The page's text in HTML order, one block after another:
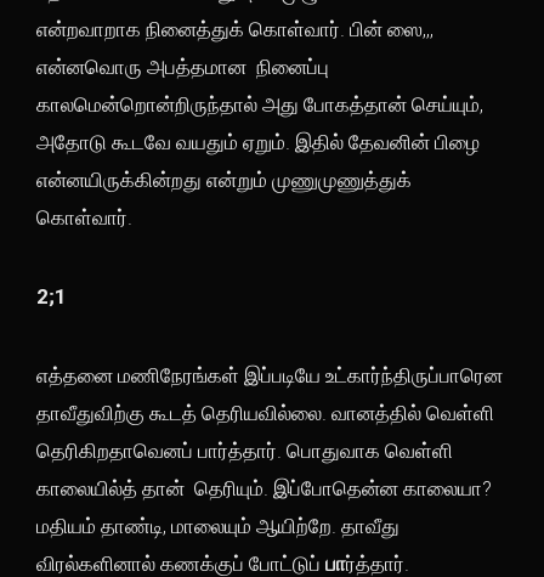
என்றவாறாக நினைத்துக் கொள்வார். பின் ஸை,,,
என்னவொரு அபத்தமான நினைப்பு
காலமென்றொன்றிருந்தால் அது போகத்தான் செய்யும்,
அதோடு கூடவே வயதும் ஏறும். இதில் தேவனின் பிழை
என்னயிருக்கின்றது என்றும் முணுமுணுத்துக்
கொள்வார்.
2;1
எத்தனை மணிநேரங்கள் இப்படியே உட்கார்ந்திருப்பாரென
தாவீதுவிற்கு கூடத் தெரியவில்லை. வானத்தில் வெள்ளி
தெரிகிறதாவெனப் பார்த்தார். பொதுவாக வெள்ளி
காலையில்த் தான் தெரியும். இப்போதென்ன காலையா?
மதியம் தாண்டி, மாலையும் ஆயிற்றே. தாவீது
விரல்களினால் கணக்குப் போட்டுப் பார்த்தார்.